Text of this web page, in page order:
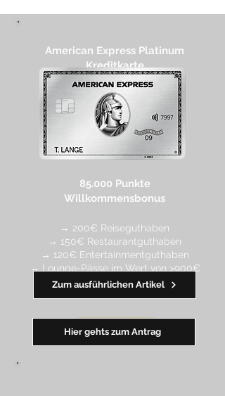
American Express Platinum
Kreditkarte
85.000 Punkte
Willkommensbonus
→ 200€ Reiseguthaben
→ 150€ Restaurantguthaben
→ 120€ Entertainmentguthaben
→ Lounge-Pässe im Wert von >900€
━━━━━━━
Zum ausführlichen Artikel
Hier gehts zum Antrag